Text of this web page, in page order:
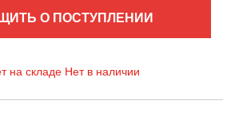
О ПОСТУПЛЕНИИ
на складе Нет в наличии